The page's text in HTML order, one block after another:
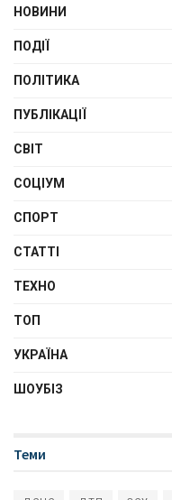
НОВИНИ
ПОДІЇ
ПОЛІТИКА
ПУБЛІКАЦІЇ
СВІТ
СОЦІУМ
СПОРТ
СТАТТІ
ТЕХНО
ТОП
УКРАЇНА
ШОУБІЗ
Теми